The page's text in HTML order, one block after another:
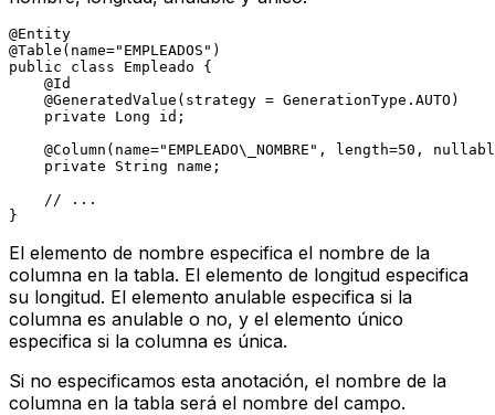
@Entity
@Table(name="EMPLEADOS")
public
class Empleado {
@Id
@GeneratedValue(strategy = GenerationType.AUTO)
private Long id;
@Column(name="EMPLEADO\_NOMBRE", length=50,
private String name;
// ...
El elemento de nombre especifica el nombre de la
columna en la tabla. El elemento de longitud especifica
su longitud. El elemento anulable especifica si la
columna es anulable o no, y el elemento único
especifica si la columna es única.
Si no especificamos esta anotación, el nombre de la
columna en la tabla será el nombre del campo.